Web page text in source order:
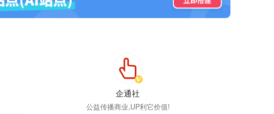
企通社
公益传播商业,UP利它价值!